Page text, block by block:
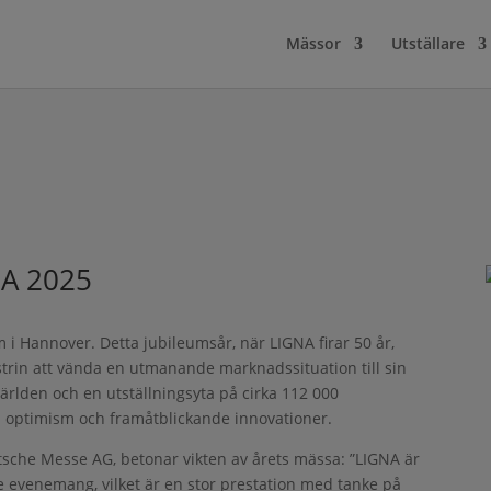
Mässor Utställare
2025
i Hannover. Detta jubileumsår, när LIGNA firar 50 år,
att vända en utmanande marknadssituation till sin
och en utställningsyta på cirka 112 000
optimism och framåtblickande innovationer.
Messe AG, betonar vikten av årets mässa: ”LIGNA är
vilket är en stor prestation med tanke på